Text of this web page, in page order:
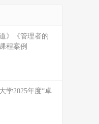
》《管理者的
程案例
学2025年度“卓